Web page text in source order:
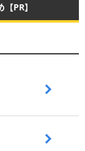
PR】